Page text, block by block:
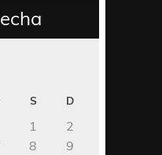
S D
1
2
8
9